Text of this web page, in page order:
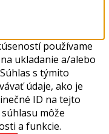
používame
ukladanie a/alebo
s týmito
údaje, ako je
ID na tejto
môže
a funkcie.